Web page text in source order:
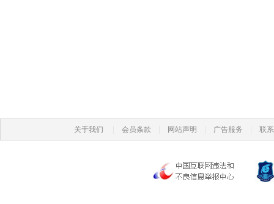
关于我们 会员条款 网站声明 广告服务 联